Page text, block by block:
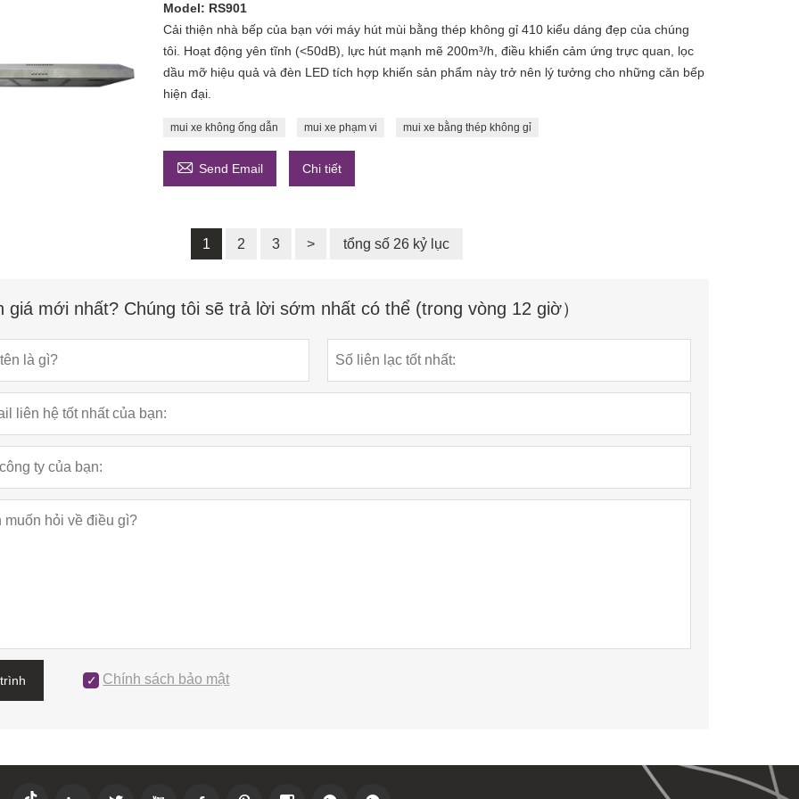
Model: RS901
Cải thiện nhà bếp của bạn với máy hút mùi bằng thép không gỉ 410 kiểu dáng đẹp của chúng
tôi. Hoạt động yên tĩnh (<50dB), lực hút mạnh mẽ 200m³/h, điều khiển cảm ứng trực quan, lọc
dầu mỡ hiệu quả và đèn LED tích hợp khiến sản phẩm này trở nên lý tưởng cho những căn bếp
hiện đại.
mui xe không ống dẫn mui xe phạm vi mui xe bằng thép không gỉ
 Send Email Chi tiết
1 2 3 > tổng số 26 kỷ lục
giá mới nhất? Chúng tôi sẽ trả lời sớm nhất có thể (trong vòng 12 giờ）
Chính sách bảo mật